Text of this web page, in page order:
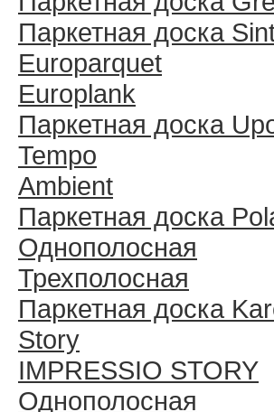
Паркетная доска
Europarquet
Europlank
Паркетная доска
Tempo
Ambient
Паркетная доска
Однополосная
Трехполосная
Паркетная доска
Story
IMPRESSIO STORY
Однополосная